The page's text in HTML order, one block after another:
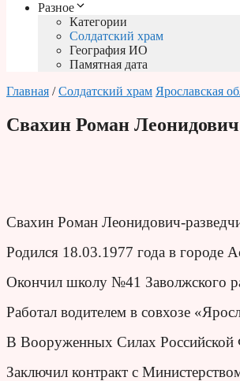
Разное
Категории
Солдатский храм
География ИО
Памятная дата
Главная /Солдатский храм Ярославская
Свахин Роман Леонидович
Свахин Роман Леонидович-
Родился 18.03.1977 года в городе
Окончил школу №41 Заволжского
Работал водителем в совхозе
В Вооруженных Силах Российской
Заключил контракт с